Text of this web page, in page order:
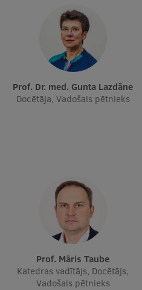
Prof. Dr. med. Gunta Lazdāne
Docētāja, Vadošais pētnieks
Prof. Māris Taube
Katedras vadītājs, Docētājs,
Vadošais pētnieks